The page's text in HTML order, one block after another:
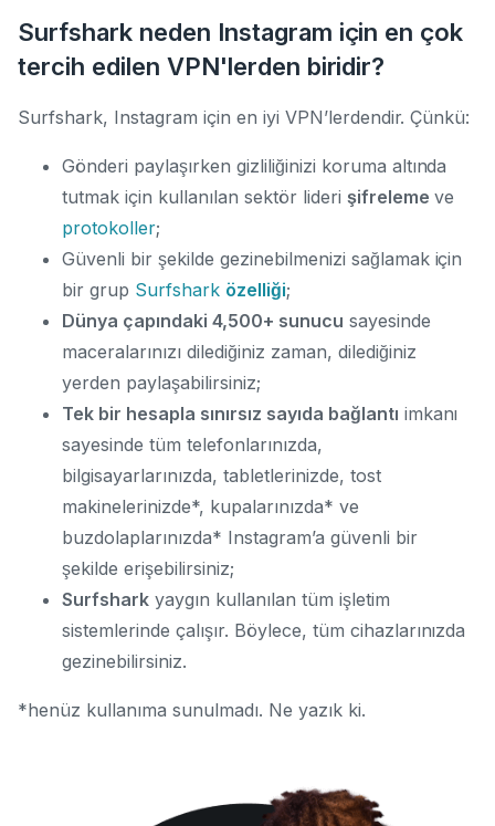
Surfshark neden Instagram için en çok
tercih edilen VPN'lerden biridir?
Surfshark, Instagram için en iyi VPN’lerdendir. Çünkü:
Gönderi paylaşırken gizliliğinizi koruma altında
tutmak için kullanılan sektör lideri şifreleme ve
protokoller;
Güvenli bir şekilde gezinebilmenizi sağlamak için
bir grup Surfshark özelliği;
Dünya çapındaki 4,500+ sunucu sayesinde
maceralarınızı dilediğiniz zaman, dilediğiniz
yerden paylaşabilirsiniz;
Tek bir hesapla sınırsız sayıda bağlantı imkanı
sayesinde tüm telefonlarınızda,
bilgisayarlarınızda, tabletlerinizde, tost
makinelerinizde*, kupalarınızda* ve
buzdolaplarınızda* Instagram’a güvenli bir
şekilde erişebilirsiniz;
Surfsharkyaygın kullanılan tüm işletim
sistemlerinde çalışır. Böylece, tüm cihazlarınızda
gezinebilirsiniz.
*henüz kullanıma sunulmadı. Ne yazık ki.